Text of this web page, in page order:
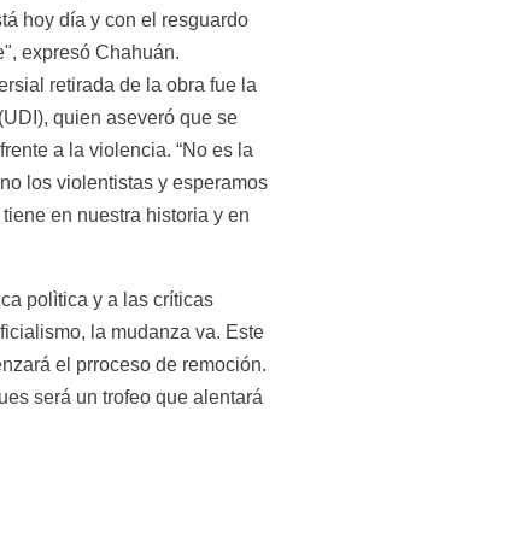
hoy día y con el resguardo
expresó Chahuán.
retirada de la obra fue la
quien aseveró que se
a la violencia. “No es la
los violentistas y esperamos
en nuestra historia y en
polìtica y a las críticas
la mudanza va. Este
el prroceso de remoción.
será un trofeo que alentará